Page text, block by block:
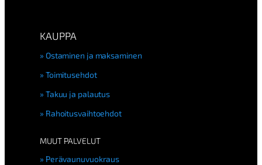
KAUPPA
Ostaminen ja maksaminen
Toimitusehdot
Takuu ja palautus
Rahoitusvaihtoehdot
MUUT PALVELUT
Perävaunuvuokraus